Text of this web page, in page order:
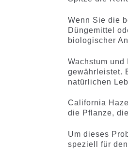
Wenn Sie die
Düngemittel
biologischer
Wachstum
gewährleistet.
natürlichen
California
die Pflanze,
Um dieses
speziell für